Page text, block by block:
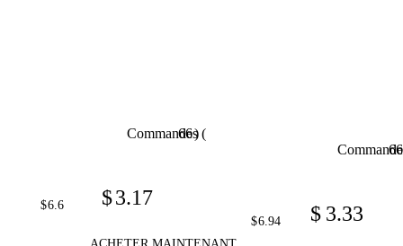
VQYSKO – bague de conception multi-sfacettes et confortable,
  $
  3.17
  $
  6.6
  Commandes (
  66
  )
VQYSKO brillant amour
  $
  3.33
  $
  6.94
  66